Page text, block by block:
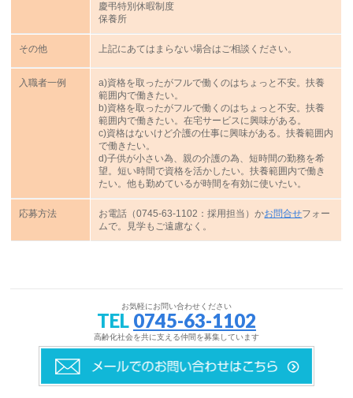
慶弔特別休暇制度
保養所
その他 上記にあてはまらない場合はご相談ください。
入職者一例
a)資格を取ったがフルで働くのはちょっと不安。扶養
範囲内で働きたい。
b)資格を取ったがフルで働くのはちょっと不安。扶養
範囲内で働きたい。在宅サービスに興味がある。
c)資格はないけど介護の仕事に興味がある。扶養範囲内
で働きたい。
d)子供が小さい為、親の介護の為、短時間の勤務を希
望。短い時間で資格を活かしたい。扶養範囲内で働き
たい。他も勤めているが時間を有効に使いたい。
応募方法 お電話（0745-63-1102：採用担当）かお問合せフォー
ムで。見学もご遠慮なく。
お気軽にお問い合わせください
TEL 0745-63-1102
高齢化社会を共に支える仲間を募集しています